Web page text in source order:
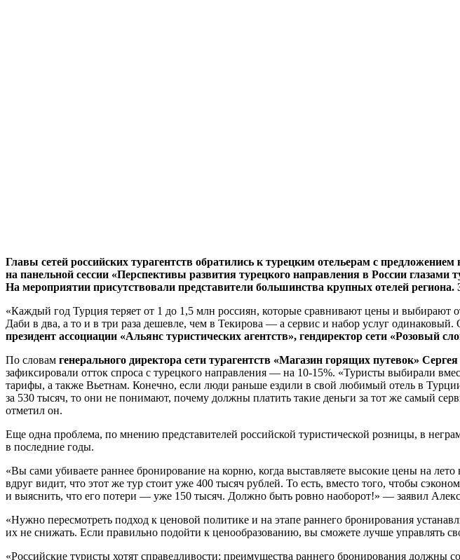
Главы сетей российских турагентств обратились к турецким отельерам с
на панельной сессии «Перспективы развития турецкого направления в России
На мероприятии присутствовали представители большинства крупных отелей
«Каждый год Турция теряет от 1 до 1,5 млн россиян, которые сравнивают цены и
Даби в два, а то и в три раза дешевле, чем в Текирова — а сервис и набор услуг
президент ассоциации «Альянс туристических агентств», гендиректор сети «Розовый
По словам генерального директора сети турагентств «Магазин горящих путевок»
зафиксировали отток спроса с турецкого направления — на 10-15%. «Туристы выбирали
тарифы, а также Вьетнам. Конечно, если люди раньше ездили в свой любимый отель в
за 530 тысяч, то они не понимают, почему должны платить такие деньги за тот же самый
отметил он.
Еще одна проблема, по мнению представителей российской туристической розницы, в
в последние годы.
«Вы сами убиваете раннее бронирование на корню, когда выставляете высокие цены на
вдруг видит, что этот же тур стоит уже 400 тысяч рублей. То есть, вместо того, чтобы
и выяснить, что его потери — уже 150 тысяч. Должно быть ровно наоборот!» — заявил
«Нужно пересмотреть подход к ценовой политике и на этапе раннего бронирования
их не снижать. Если правильно подойти к ценообразованию, вы сможете лучше управлять
«Российские туристы хотят справедливости: преимущества раннего бронирования должны